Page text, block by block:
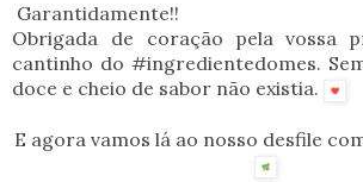
Garantidamente!!
Obrigada de coração pela vossa
cantinho do #ingredientedomes.
doce e cheio de sabor não existia.
E agora vamos lá ao nosso desfile